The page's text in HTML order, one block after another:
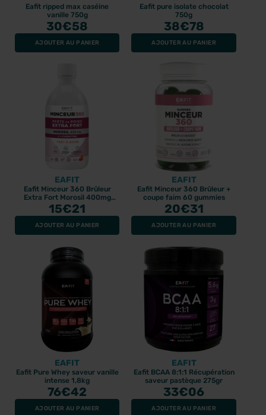
Eafit ripped max caséine
vanille 750g
30€58
AJOUTER AU PANIER
Eafit pure isolate chocolat
750g
38€78
AJOUTER AU PANIER
EAFIT
Eafit Minceur 360 Brûleur
Extra Fort Morosil 400mg
500ml
15€21
AJOUTER AU PANIER
EAFIT
Eafit Minceur 360 Brûleur +
coupe faim 60 gummies
20€31
AJOUTER AU PANIER
EAFIT
Eafit Pure Whey saveur vanille
intense 1,8kg
76€42
AJOUTER AU PANIER
EAFIT
Eafit BCAA 8:1:1 Récupération
saveur pastèque 275gr
33€06
AJOUTER AU PANIER